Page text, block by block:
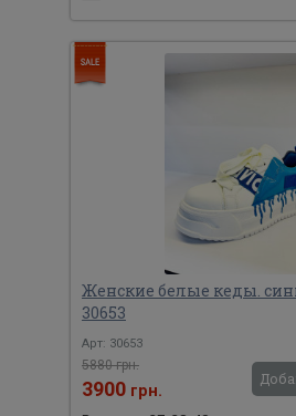
Женские белые кеды.
30653
Арт: 30653
5880 грн.
3900 грн.